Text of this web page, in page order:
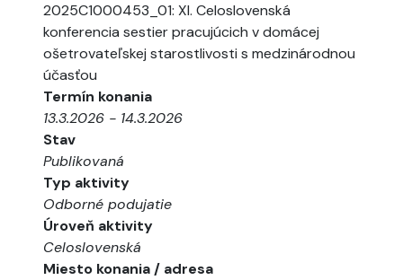
2025C1000453_01: XI. Celoslovenská
konferencia sestier pracujúcich v domácej
ošetrovateľskej starostlivosti s medzinárodnou
účasťou
Termín konania
13.3.2026 - 14.3.2026
Stav
Publikovaná
Typ aktivity
Odborné podujatie
Úroveň aktivity
Celoslovenská
Miesto konania / adresa